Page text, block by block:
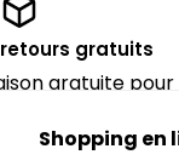
gratuits
gratuite
Shopping en